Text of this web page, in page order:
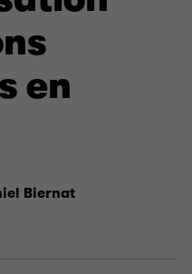
en
Biernat